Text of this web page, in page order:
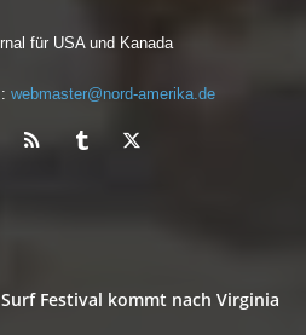
für USA und Kanada
webmaster@nord-amerika.de
Festival kommt nach Virginia